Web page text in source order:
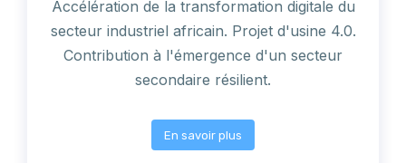
Accélération de la transformation digitale du
secteur industriel africain. Projet d'usine 4.0.
Contribution à l'émergence d'un secteur
secondaire résilient.
En savoir plus